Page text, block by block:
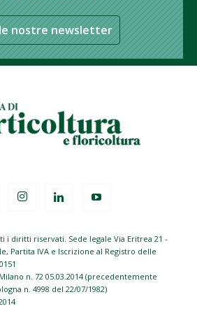
nostre newsletter
i diritti riservati. Sede legale Via Eritrea 21 -
Partita IVA e Iscrizione al Registro delle
n. 72 05.03.2014 (precedentemente
n. 4998 del 22/07/1982)